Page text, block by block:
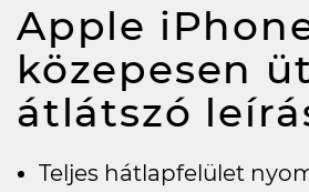
Apple
közepesen
átlátszó
Teljes hátlapfelület